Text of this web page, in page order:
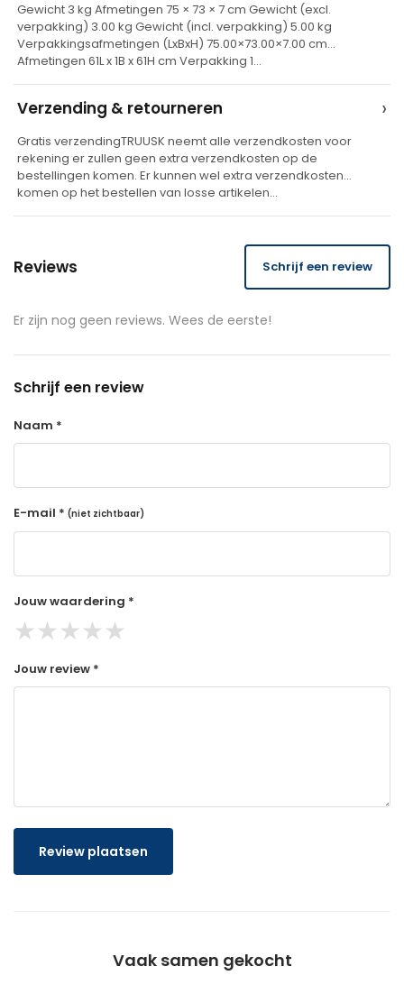
t
v
e
Gewicht 3 kg Afmetingen 75 × 73 × 7 cm Gewicht (excl.
verpakking) 3.00 kg Gewicht (incl. verpakking) 5.00 kg
Verpakkingsafmetingen (LxBxH) 75.00×73.00×7.00 cm
Afmetingen 61L x 1B x 61H cm Verpakking 1…
Verzending & retourneren ›
Gratis verzendingTRUUSK neemt alle verzendkosten voor
rekening er zullen geen extra verzendkosten op de
bestellingen komen. Er kunnen wel extra verzendkosten
komen op het bestellen van losse artikelen…
Reviews Schrijf een review
Er zijn nog geen reviews. Wees de eerste!
Schrijf een review
Naam *
E-mail * (niet zichtbaar)
Jouw waardering *
★★★★★
Jouw review *
Review plaatsen
Vaak samen gekocht